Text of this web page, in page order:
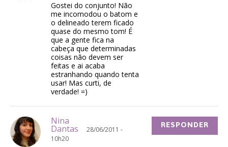
Gostei do conjunto! Não
me incomodou o batom e
o delineado terem ficado
quase do mesmo tom! É
que a gente fica na
cabeça que determinadas
coisas não devem ser
feitas e ai acaba
estranhando quando tenta
usar! Mas curti, de
verdade! =)
Nina
Dantas
28/06/2011 -
10h20
RESPONDER